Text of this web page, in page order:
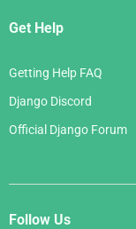
Get Help
Getting Help FAQ
Django Discord
Official Django Forum
Follow Us